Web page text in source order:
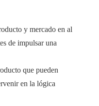
y mercado en al
de impulsar una
que pueden
en la lógica